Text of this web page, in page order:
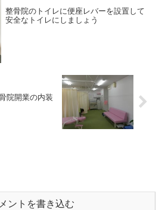
整骨院のトイレに便座レバーを設置して
安全なトイレにしましょう
院開業の内装
ントを書き込む